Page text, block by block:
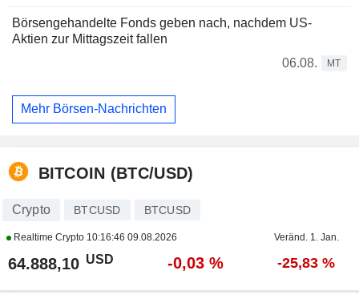
Börsengehandelte Fonds geben nach, nachdem US-
Aktien zur Mittagszeit fallen
06.08.
MT
Mehr Börsen-Nachrichten
BITCOIN (BTC/USD)
Crypto BTCUSD BTCUSD
Realtime Crypto 10:16:46 09.08.2026 Veränd. 1. Jan.
64.888,10 USD -0,03 % -25,83 %